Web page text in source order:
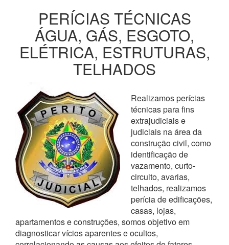
PERÍCIAS TÉCNICAS
ÁGUA, GÁS, ESGOTO,
ELÉTRICA, ESTRUTURAS,
TELHADOS
Realizamos perícias
técnicas para fins
extrajudiciais e
judiciais na área da
construção civil, como
identificação de
vazamento, curto-
circuito, avarias,
telhados, realizamos
perícia de edificações,
casas, lojas,
apartamentos e construções, somos objetivo em
diagnosticar vícios aparentes e ocultos,